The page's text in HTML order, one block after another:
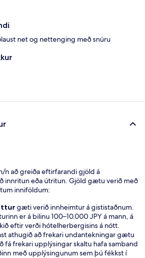
net og nettenging með snúru
n að greiða eftirfarandi gjöld á
innritun eða útritun. Gjöld gætu verið með
inniföldum:
gæti verið innheimtur á gististaðnum.
er á bilinu 100–10.000 JPY á mann, á
eftir verði hótelherbergisins á nótt.
athugið að frekari undantekningar gætu
fá frekari upplýsingar skaltu hafa samband
með upplýsingunum sem þú fékkst í